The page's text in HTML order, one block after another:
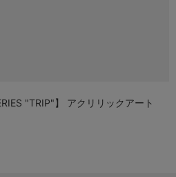
"TRIP"】 アクリリックアート